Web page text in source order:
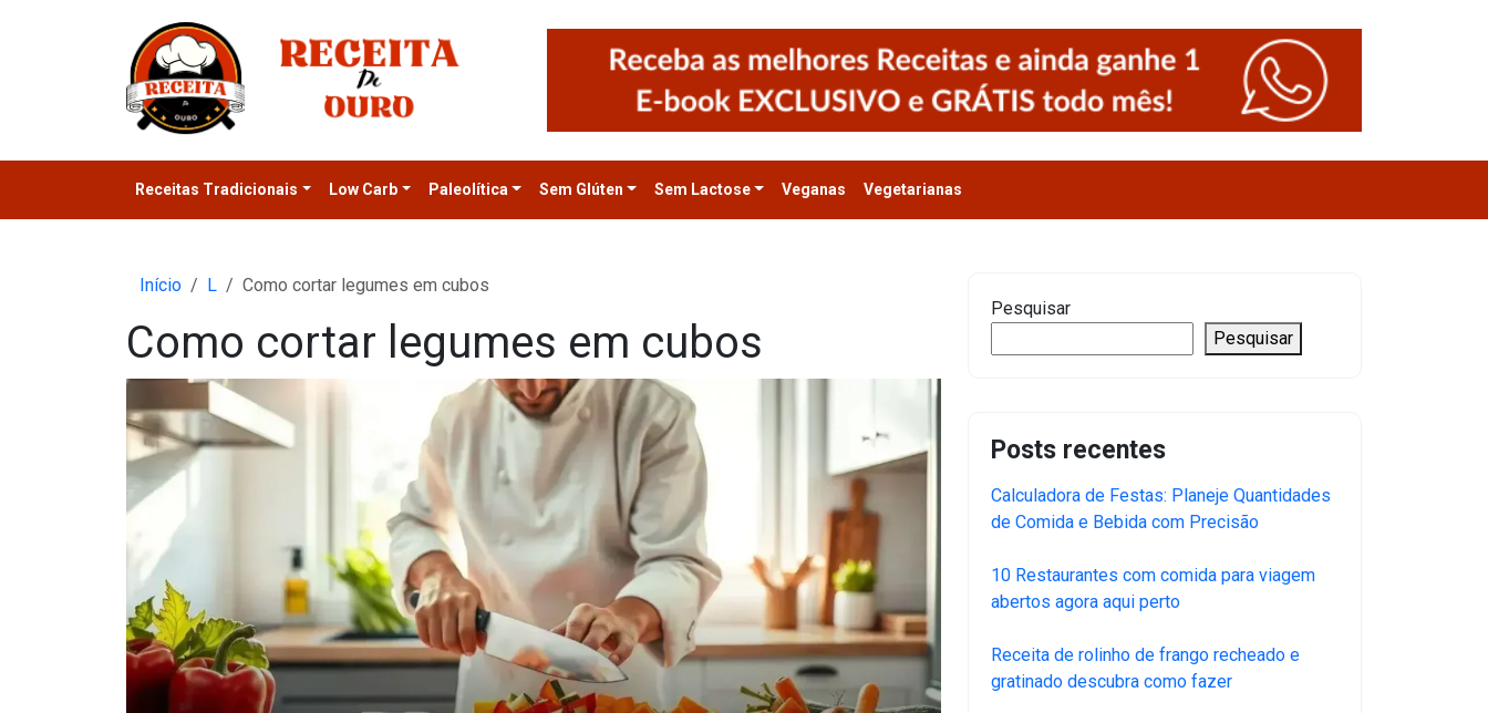
Receitas Tradicionais Low Carb Paleolítica Sem Glúten Sem Lactose Veganas Vegetarianas
Início L Como cortar legumes em cubos
Como cortar legumes em cubos
Pesquisar
Pesquisar
Posts recentes
Calculadora de Festas: Planeje Quantidades
de Comida e Bebida com Precisão
10 Restaurantes com comida para viagem
abertos agora aqui perto
Receita de rolinho de frango recheado e
gratinado descubra como fazer